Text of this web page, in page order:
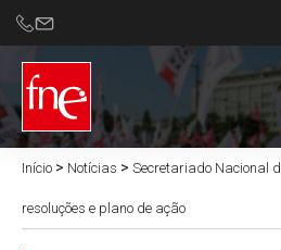
Início > Notícias > Secretariado Nacional
resoluções e plano de ação